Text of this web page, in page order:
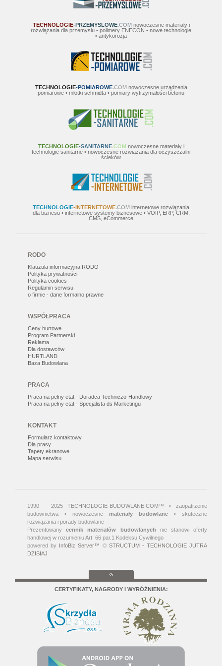
TECHNOLOGIE-PRZEMYSLOWE.COMnowoczesne materiały i
rozwiązania dla przemysłu • polimery ENECON • nowe technologie
• antykorozja
TECHNOLOGIE-POMIAROWE.COMnowoczesne urządzenia
pomiarowe • młotki schmidta • pomiary wytrzymałości betonu
TECHNOLOGIE-SANITARNE.COMnowoczesne materiały i
technologie sanitarne • nowoczesne rozwiązania dla oczyszczalni
ścieków
TECHNOLOGIE-INTERNETOWE.COM internetowe rozwiązania
dla biznesu • internetowe systemy biznesowe • VOIP, ERP, CRM,
CMS, eCommerce
RODO
Klauzula informacyjna RODO
Polityka prywatności
Polityka cookies
Regulamin serwisu
o firmie - dane formalno prawne
WSPÓŁPRACA
Ceny hurtowe
Program Partnerski
Reklama
Dla dostawców
HURTLAND
Baza Budowlana
PRACA
Praca na pełny etat - Doradca Techniczo-Handlowy
Praca na pełny etat - Specjalista ds Marketingu
KONTAKT
Formularz kontaktowy
Dla prasy
Tapety ekranowe
Mapa serwisu
1990 - 2025 TECHNOLOGIE-BUDOWLANE.COM™ • zaopatrzenie
budownictwa • nowoczesne materiały budowlane • skuteczne
rozwiązania i porady budowlane
Prezentowanycennik materiałów budowlanych nie stanowi oferty
handlowej w rozumieniu Art. 66 par.1 Kodeksu Cywilnego
powered by InfoBiz Server™ © STRUCTUM - TECHNOLOGIE JUTRA
DZISIAJ
CERTYFIKATY, NAGRODY I WYRÓŻNIENIA: